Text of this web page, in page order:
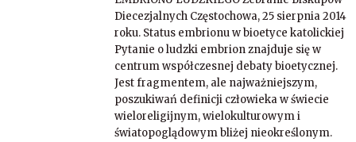
Diecezjalnych Częstochowa, 25 sierpnia 2014
roku. Status embrionu w bioetyce katolickiej
Pytanie o ludzki embrion znajduje się w
centrum współczesnej debaty bioetycznej.
Jest fragmentem, ale najważniejszym,
poszukiwań definicji człowieka w świecie
wieloreligijnym, wielokulturowym i
światopoglądowym bliżej nieokreślonym.